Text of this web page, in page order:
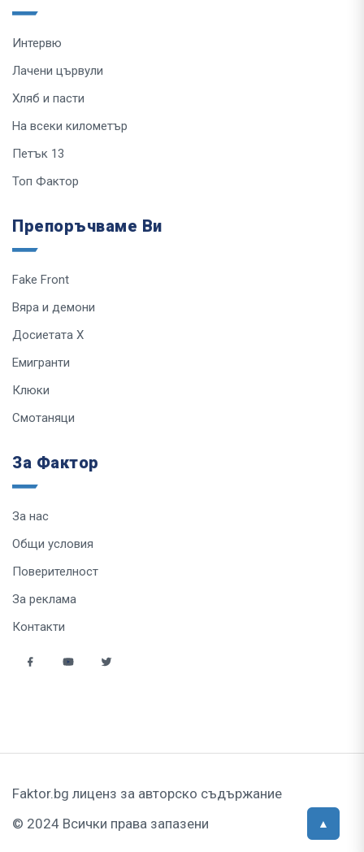
Интервю
Лачени цървули
Хляб и пасти
На всеки километър
Петък 13
Топ Фактор
Препоръчваме Ви
Fake Front
Вяра и демони
Досиетата Х
Емигранти
Клюки
Смотаняци
За Фактор
За нас
Общи условия
Поверителност
За реклама
Контакти
Faktor.bg лиценз за авторско съдържание
© 2024 Всички права запазени